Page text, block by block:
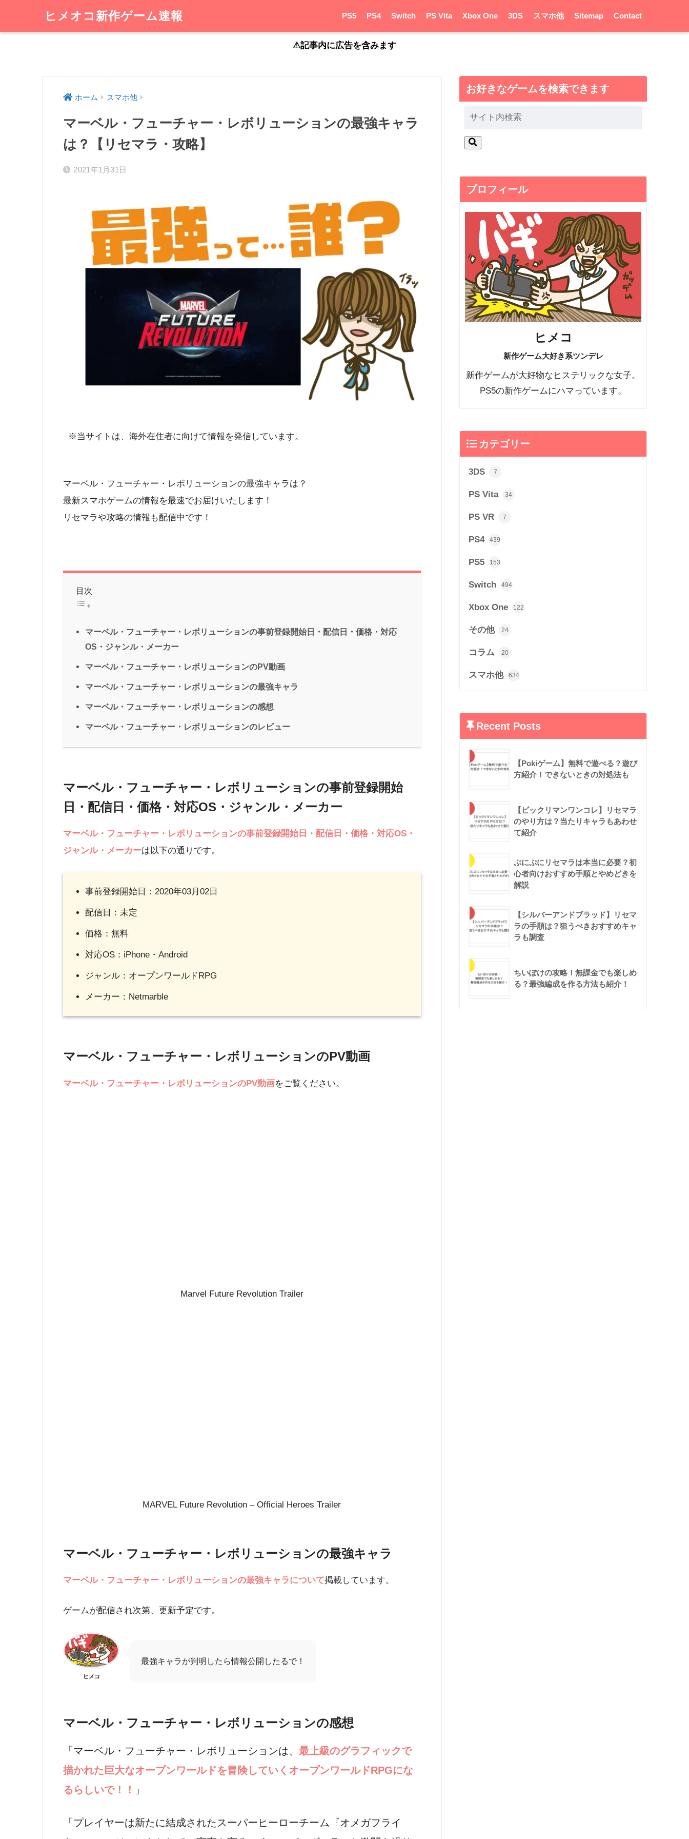
ヒメオコ新作ゲーム速報 PS5 PS4 Switch PS Vita Xbox One 3DS スマホ他 Sitemap Contact
⚠︎記事内に広告を含みます
ホーム スマホ他
マーベル・フューチャー・レボリューションの最強キャラ
は？【リセマラ・攻略】
2021年1月31日
※当サイトは、海外在住者に向けて情報を発信しています。
マーベル・フューチャー・レボリューションの最強キャラは？
最新スマホゲームの情報を最速でお届けいたします！
リセマラや攻略の情報も配信中です！
目次
マーベル・フューチャー・レボリューションの事前登録開始日・配信日・価格・対応
OS・ジャンル・メーカー
マーベル・フューチャー・レボリューションのPV動画
マーベル・フューチャー・レボリューションの最強キャラ
マーベル・フューチャー・レボリューションの感想
マーベル・フューチャー・レボリューションのレビュー
マーベル・フューチャー・レボリューションの事前登録開始
日・配信日・価格・対応OS・ジャンル・メーカー
マーベル・フューチャー・レボリューションの事前登録開始日・配信日・価格・対応OS・
ジャンル・メーカーは以下の通りです。
事前登録開始日：2020年03月02日
配信日：未定
価格：無料
対応OS：iPhone・Android
ジャンル：オープンワールドRPG
メーカー：Netmarble
マーベル・フューチャー・レボリューションのPV動画
マーベル・フューチャー・レボリューションのPV動画をご覧ください。
Marvel Future Revolution Trailer
MARVEL Future Revolution – Official Heroes Trailer
マーベル・フューチャー・レボリューションの最強キャラ
マーベル・フューチャー・レボリューションの最強キャラについて掲載しています。
ゲームが配信され次第、更新予定です。
ヒメコ
最強キャラが判明したら情報公開したるで！
マーベル・フューチャー・レボリューションの感想
「マーベル・フューチャー・レボリューションは、 最上級のグラフィックで
描かれた巨大なオープンワールドを冒険していくオープンワールドRPGにな
るらしいで！！
」
「プレイヤーは新たに結成されたスーパーヒーローチーム『オメガフライ
お好きなゲームを検索できます
プロフィール
ヒメコ
新作ゲーム大好き系ツンデレ
新作ゲームが大好物なヒステリックな女子。
PS5の新作ゲームにハマっています。
カテゴリー
3DS 7
PS Vita 34
PS VR 7
PS4 439
PS5 153
Switch 494
Xbox One 122
その他 24
コラム 20
スマホ他 634
Recent Posts
【Pokiゲーム】無料で遊べる？遊び
方紹介！できないときの対処法も
【ビックリマンワンコレ】リセマラ
のやり方は？当たりキャラもあわせ
て紹介
ぷにぷにリセマラは本当に必要？初
心者向けおすすめ手順とやめどきを
解説
【シルバーアンドブラッド】リセマ
ラの手順は？狙うべきおすすめキャ
ラも調査
ちいぽけの攻略！無課金でも楽しめ
る？最強編成を作る方法も紹介！